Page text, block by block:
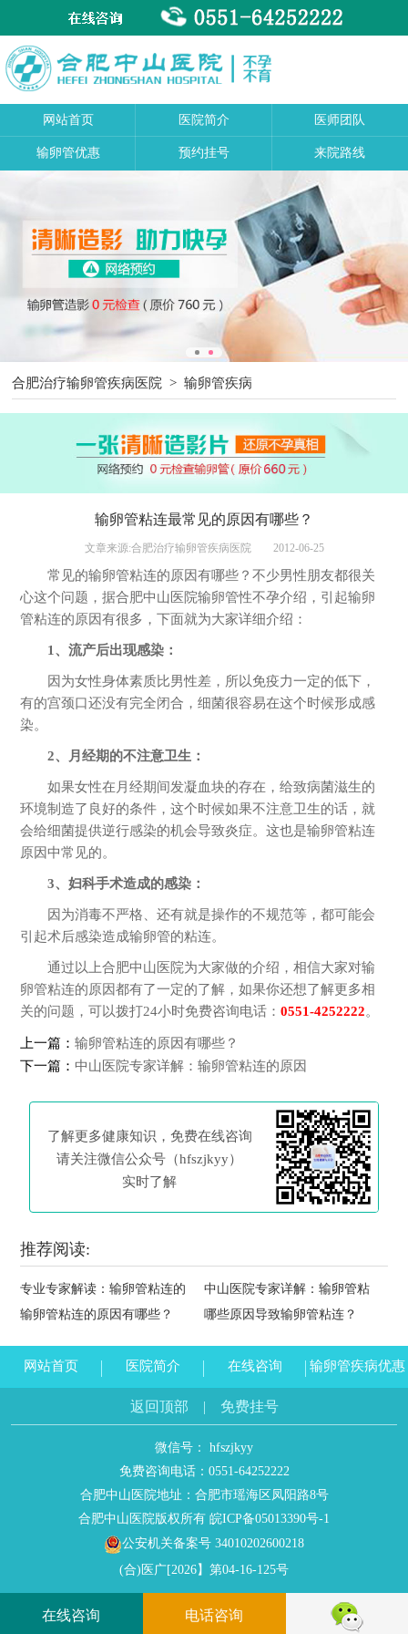
网站首页 医院简介 医师团队
输卵管优惠 预约挂号 来院路线
合肥治疗输卵管疾病医院 >输卵管疾病
输卵管粘连最常见的原因有哪些？
文章来源:合肥治疗输卵管疾病医院 2012-06-25
常见的输卵管粘连的原因有哪些？不少男性朋友都很关
心这个问题，据合肥中山医院输卵管性不孕介绍，引起输卵
管粘连的原因有很多，下面就为大家详细介绍：
1、流产后出现感染：
因为女性身体素质比男性差，所以免疫力一定的低下，
有的宫颈口还没有完全闭合，细菌很容易在这个时候形成感
染。
2、月经期的不注意卫生：
如果女性在月经期间发凝血块的存在，给致病菌滋生的
环境制造了良好的条件，这个时候如果不注意卫生的话，就
会给细菌提供逆行感染的机会导致炎症。这也是输卵管粘连
原因中常见的。
3、妇科手术造成的感染：
因为消毒不严格、还有就是操作的不规范等，都可能会
引起术后感染造成输卵管的粘连。
通过以上合肥中山医院为大家做的介绍，相信大家对输
卵管粘连的原因都有了一定的了解，如果你还想了解更多相
关的问题，可以拨打24小时免费咨询电话：0551-4252222。
上一篇：输卵管粘连的原因有哪些？
下一篇：中山医院专家详解：输卵管粘连的原因
了解更多健康知识，免费在线咨询
请关注微信公众号（hfszjkyy）
实时了解
推荐阅读:
专业专家解读：输卵管粘连的
中山医院专家详解：输卵管粘
输卵管粘连的原因有哪些？
哪些原因导致输卵管粘连？
网站首页 医院简介 在线咨询 输卵管疾病优惠
返回顶部 | 免费挂号
微信号： hfszjkyy
免费咨询电话： 0551-64252222
合肥中山医院地址：合肥市瑶海区凤阳路8号
合肥中山医院版权所有 皖ICP备05013390号-1
公安机关备案号 34010202600218
(合)医广[2026】第04-16-125号
在线咨询 电话咨询